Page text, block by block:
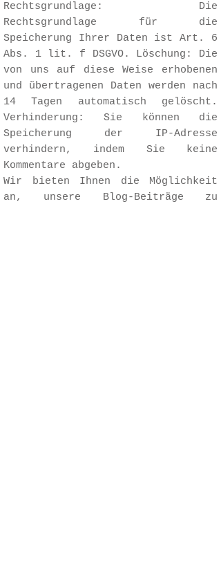
Rechtsgrundlage: Die
Rechtsgrundlage für die
Speicherung Ihrer Daten ist Art. 6
Abs. 1 lit. f DSGVO. Löschung: Die
von uns auf diese Weise erhobenen
und übertragenen Daten werden nach
14 Tagen automatisch gelöscht.
Verhinderung: Sie können die
Speicherung der IP-Adresse
verhindern, indem Sie keine
Kommentare abgeben.
Wir bieten Ihnen die Möglichkeit
an, unsere Blog-Beiträge zu